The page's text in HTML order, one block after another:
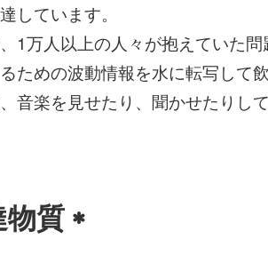
しています。
1万人以上の人々が抱えていた
ための波動情報を水に転写して
音楽を見せたり、聞かせたり
質＊